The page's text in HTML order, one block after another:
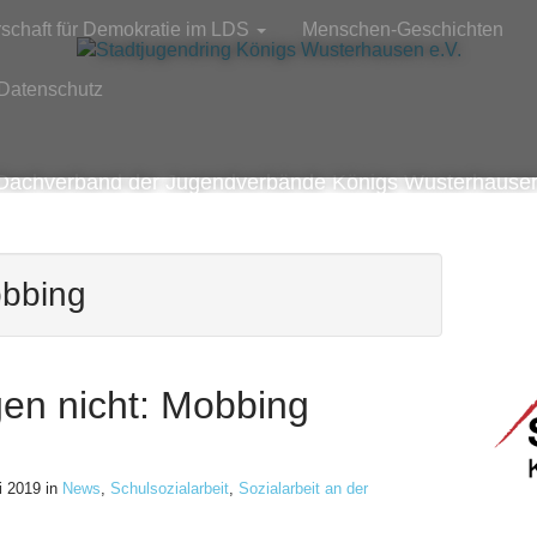
für Demokratie im LDS Menschen-Geschichten
Datenschutz
der Jugendverbände Königs
nicht: Mobbing
2019 in News, Schulsozialarbeit, Sozialarbeit an der